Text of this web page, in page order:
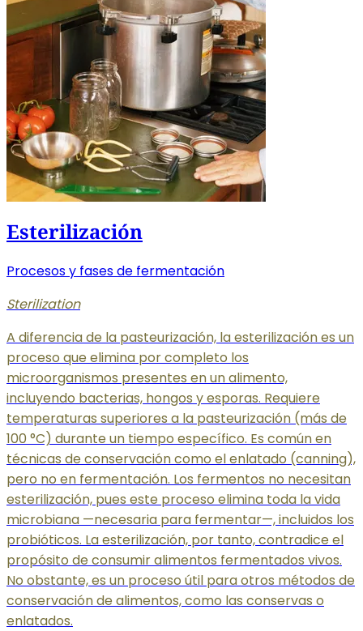
Esterilización
Procesos y fases de fermentación
Sterilization
A diferencia de la pasteurización, la esterilización es un
proceso que elimina por completo los
microorganismos presentes en un alimento,
incluyendo bacterias, hongos y esporas. Requiere
temperaturas superiores a la pasteurización (más de
100 °C) durante un tiempo específico. Es común en
técnicas de conservación como el enlatado (canning),
pero no en fermentación. Los fermentos no necesitan
esterilización, pues este proceso elimina toda la vida
microbiana —necesaria para fermentar—, incluidos los
probióticos. La esterilización, por tanto, contradice el
propósito de consumir alimentos fermentados vivos.
No obstante, es un proceso útil para otros métodos de
conservación de alimentos, como las conservas o
enlatados.